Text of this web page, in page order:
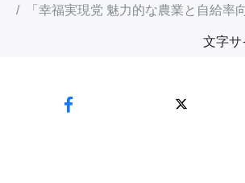
「幸福実現党 魅⼒的な農業と⾃給
文字サ